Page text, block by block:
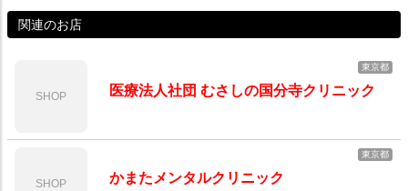
関連のお店
SHOP
東京都
医療法人社団 むさしの国分寺クリニック
SHOP
東京都
かまたメンタルクリニック